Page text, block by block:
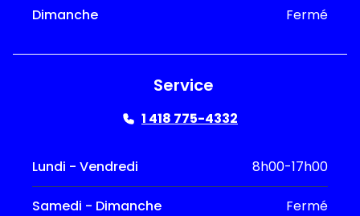
Dimanche Fermé
Service
1 418 775-4332
Lundi - Vendredi 8h00-17h00
Samedi - Dimanche Fermé